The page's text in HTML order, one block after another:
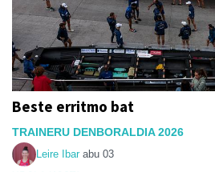
Beste erritmo bat
TRAINERU DENBORALDIA 2026
Leire Ibar abu 03